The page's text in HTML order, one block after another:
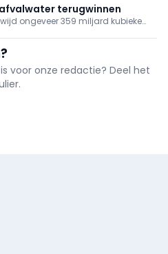
terugwinnen
ongeveer 359 miljard kubieke
...
voor onze redactie? Deel het